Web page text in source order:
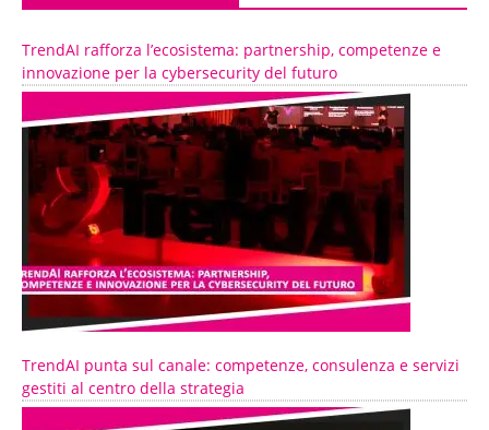
TrendAI rafforza l’ecosistema: partnership, competenze e
innovazione per la cybersecurity del futuro
TrendAI punta sul canale: competenze, consulenza e servizi
gestiti al centro della strategia